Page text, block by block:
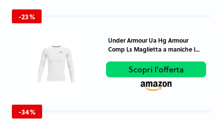
-23%
Under Armour Ua Hg Armour
Comp Ls Maglietta a maniche l...
Scopri l'offerta
-34%